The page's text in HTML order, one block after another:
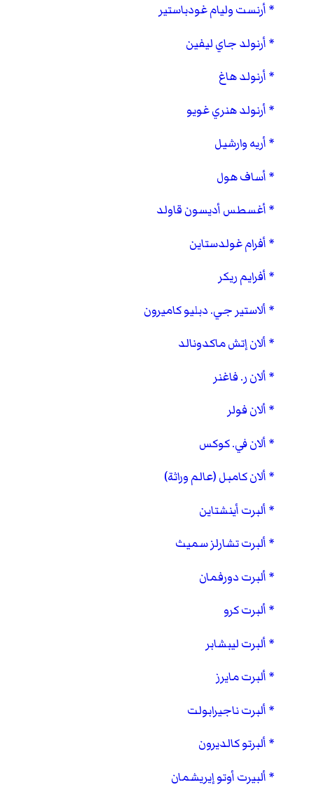
أرنست وليام غودباستير
أرنولد جاي ليفين
أرنولد هاغ
أرنولد هنري غويو
أريه وارشيل
أساف هول
أغسطس أديسون قاولد
أفرام غولدستاين
أفرايم ريكر
ألاستير جي. دبليو كاميرون
ألان إتش ماكدونالد
ألان ر. فاغنر
ألان فولر
ألان في. كوكس
ألان كامبل (عالم وراثة)
ألبرت أينشتاين
ألبرت تشارلز سميث
ألبرت دورفمان
ألبرت كرو
ألبرت ليبشابر
ألبرت مايرز
ألبرت ناجيرابولت
ألبرتو كالديرون
ألبيرت أوتو إيريشمان